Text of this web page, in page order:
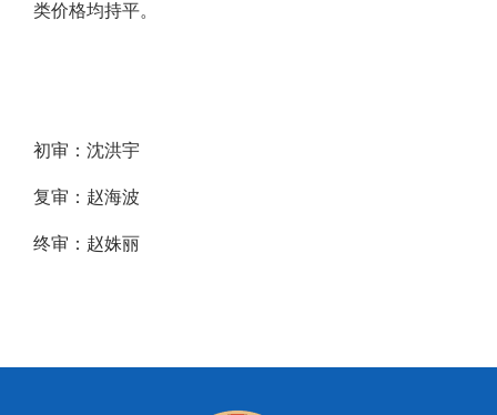
类价格均持平。
初审：沈洪宇
复审：赵海波
终审：赵姝丽